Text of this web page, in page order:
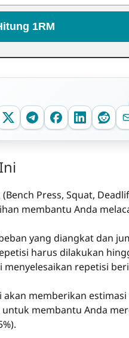
1RM
Press, Squat,
membantu Anda
yang diangkat dan
harus dilakukan
repetisi
memberikan
untuk membantu Anda